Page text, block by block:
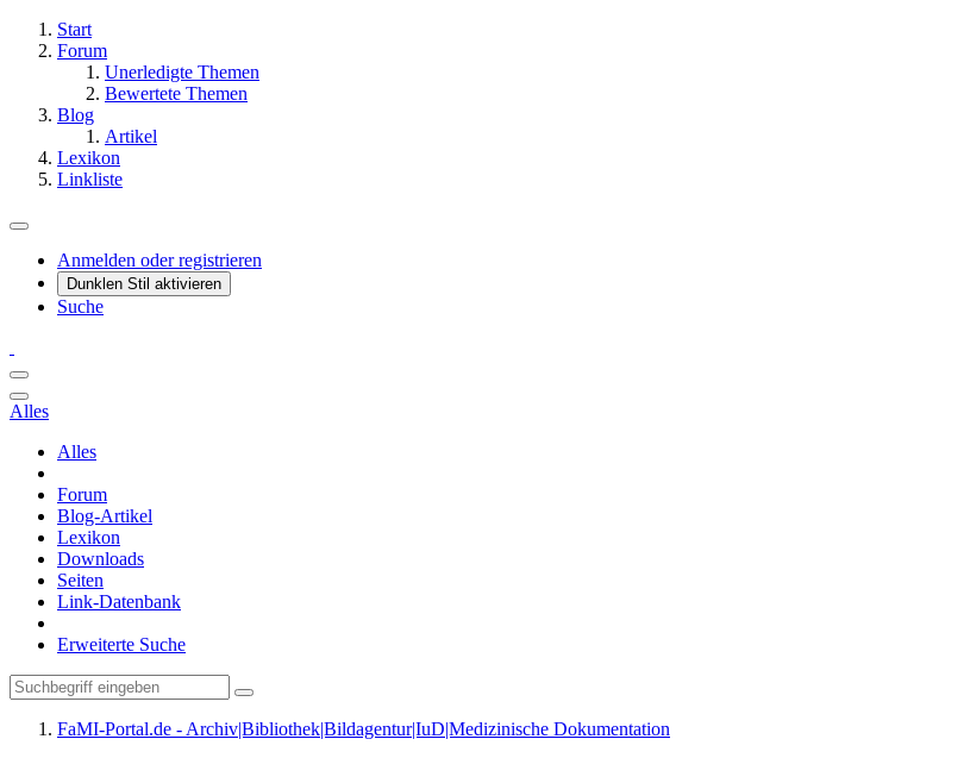
Start
Forum
Unerledigte Themen
Bewertete Themen
Blog
Artikel
Lexikon
Linkliste
Anmelden oder registrieren
Dunklen Stil aktivieren
Suche
Alles
Alles
Forum
Blog-Artikel
Lexikon
Downloads
Seiten
Link-Datenbank
Erweiterte Suche
FaMI-Portal.de - Archiv|Bibliothek|Bildagentur|IuD|Medizinische Dokumentation